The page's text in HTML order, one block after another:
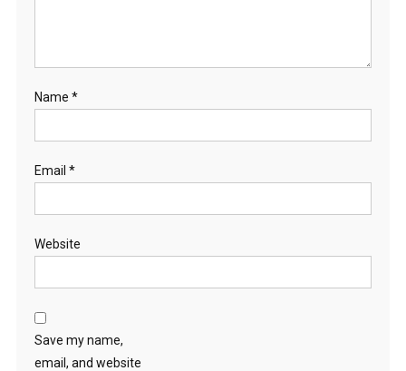
Name *
Email *
Website
Save my name,
email, and website